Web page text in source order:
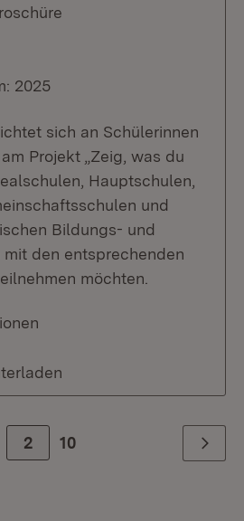
2025
sich an Schülerinnen
Projekt „Zeig, was du
Hauptschulen,
und
Bildungs- und
den entsprechenden
möchten.
Zur Seite
2 10 Weiter